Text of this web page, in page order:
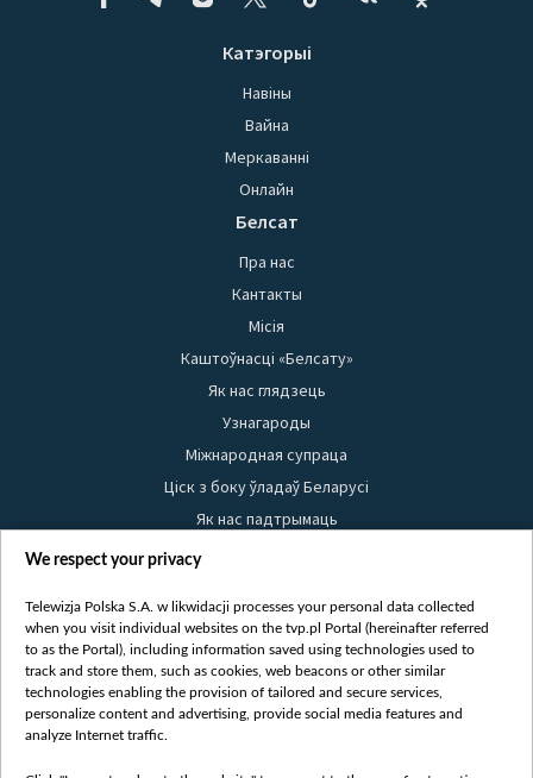
Катэгорыі
Навіны
Вайна
Меркаванні
Онлайн
Белсат
Пра нас
Кантакты
Місія
Каштоўнасці «Белсату»
Як нас глядзець
Узнагароды
Міжнародная супраца
Ціск з боку ўладаў Беларусі
Як нас падтрымаць
Правілы выкарыстання матэрыялаў
Бяспека
Youtube
Белсат news
Белсат Shorts
We respect your privacy
Telewizja Polska S.A. w likwidacji processes your personal data collected
when you visit individual websites on the tvp.pl Portal (hereinafter referred
to as the Portal), including information saved using technologies used to
track and store them, such as cookies, web beacons or other similar
technologies enabling the provision of tailored and secure services,
personalize content and advertising, provide social media features and
analyze Internet traffic.